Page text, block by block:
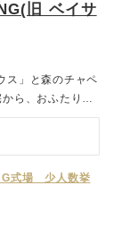
旧 ベイサ
ス」と森のチャペ
ら、おふたりの
た、まっすぐなバ
な木漏れ日。凛と
つでも自分たちら
。
G式場 少人数挙